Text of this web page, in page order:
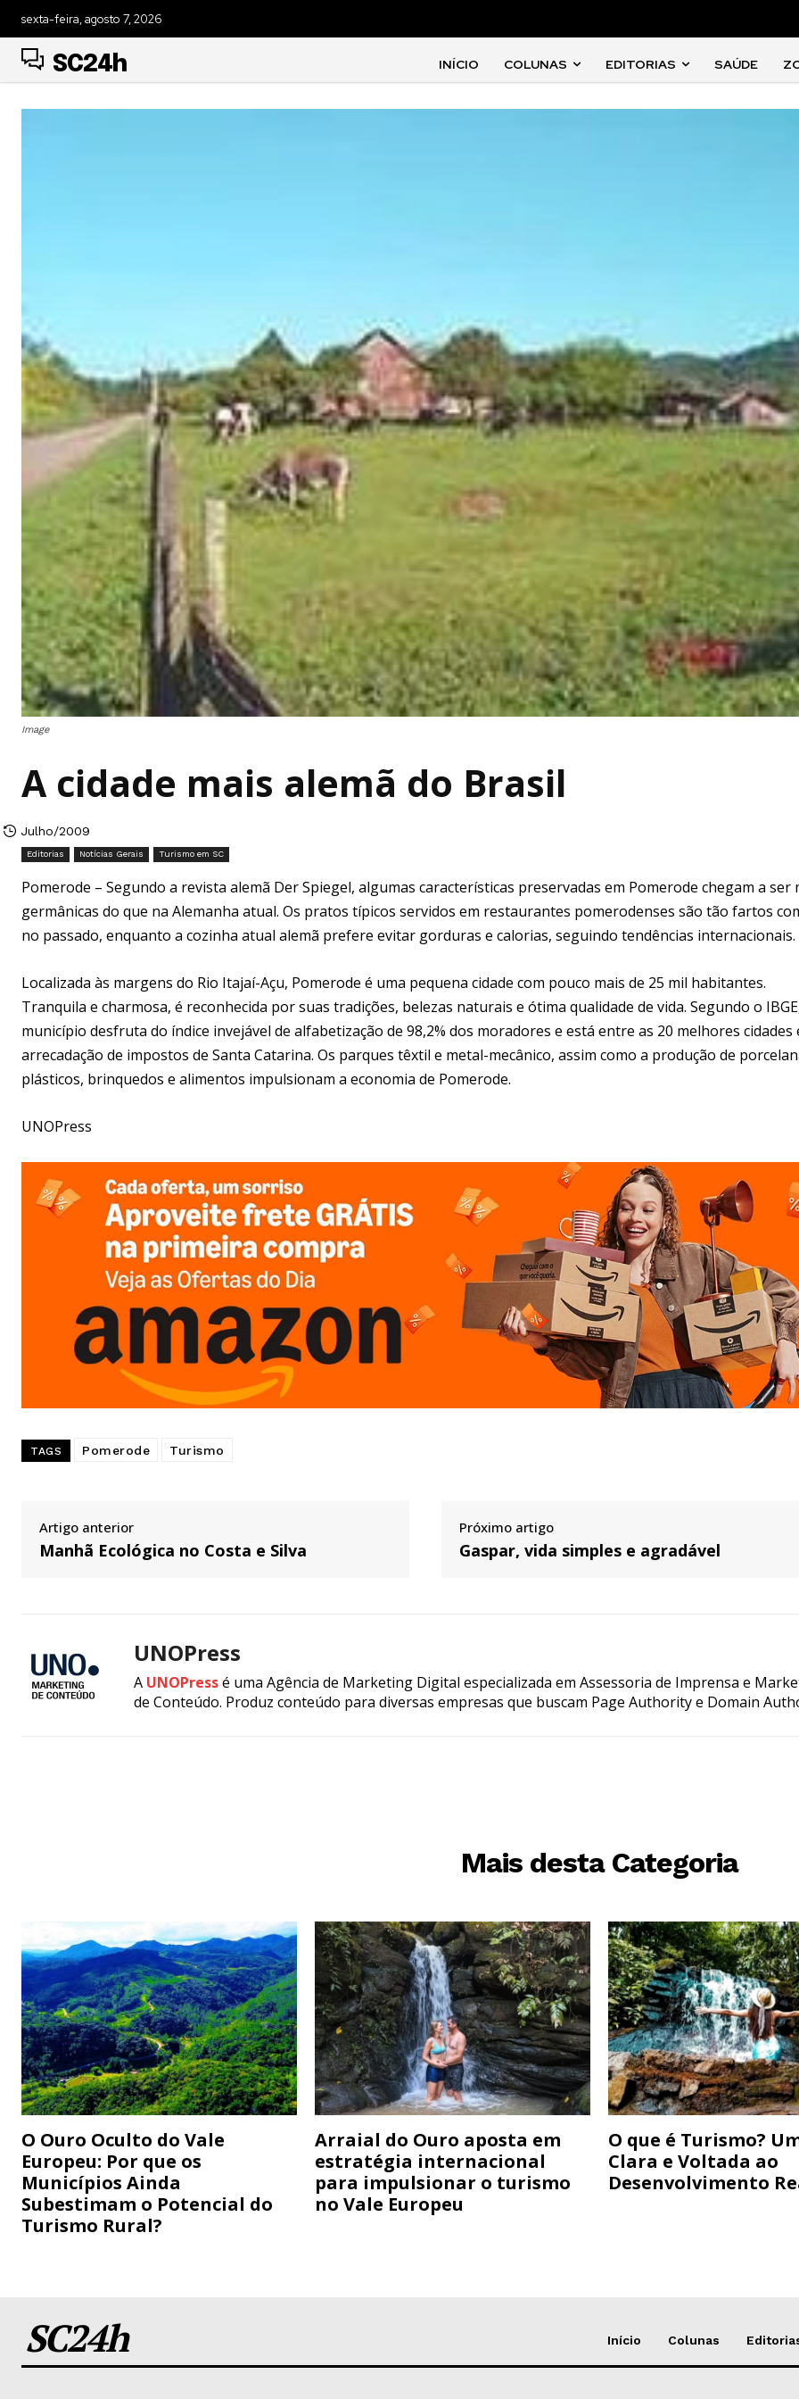
sexta-feira, agosto 7, 2026
SC24h INÍCIO COLUNAS EDITORIAS SAÚDE
Image
A cidade mais alemã do Brasil
Julho/2009
Editorias Notícias Gerais Turismo em SC
Pomerode – Segundo a revista alemã Der Spiegel, algumas características preservadas em Pomerode chegam a ser
germânicas do que na Alemanha atual. Os pratos típicos servidos em restaurantes pomerodenses são tão fartos
no passado, enquanto a cozinha atual alemã prefere evitar gorduras e calorias, seguindo tendências internacionais.
Localizada às margens do Rio Itajaí-Açu, Pomerode é uma pequena cidade com pouco mais de 25 mil habitantes.
Tranquila e charmosa, é reconhecida por suas tradições, belezas naturais e ótima qualidade de vida. Segundo o
município desfruta do índice invejável de alfabetização de 98,2% dos moradores e está entre as 20 melhores cidades
arrecadação de impostos de Santa Catarina. Os parques têxtil e metal-mecânico, assim como a produção de
plásticos, brinquedos e alimentos impulsionam a economia de Pomerode.
UNOPress
TAGS Pomerode Turismo
Artigo anterior
Manhã Ecológica no Costa e Silva
Próximo artigo
Gaspar, vida simples e agradável
UNOPress
A UNOPressé uma Agência de Marketing Digital especializada em Assessoria de Imprensa e
de Conteúdo. Produz conteúdo para diversas empresas que buscam Page Authority e Domain
Mais desta Categoria
O Ouro Oculto do Vale
Europeu: Por que os
Municípios Ainda
Subestimam o Potencial do
Turismo Rural?
Arraial do Ouro aposta em
estratégia internacional
para impulsionar o turismo
no Vale Europeu
O que é Turismo?
Clara e Voltada ao
Desenvolvimento
SC24h Início Colunas